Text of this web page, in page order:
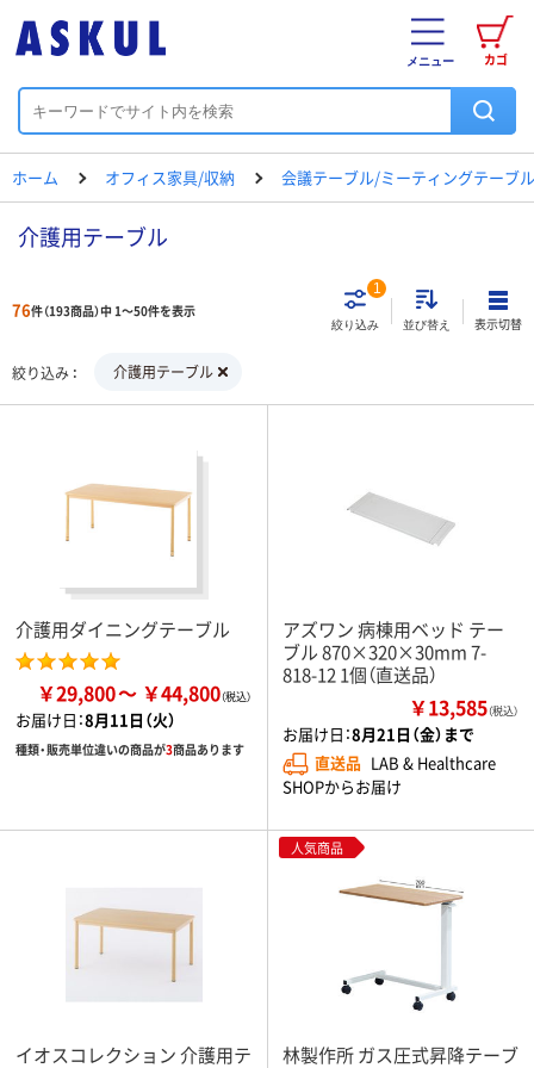
カゴ
メニュー
ホーム オフィス家具/収納 会議テーブル/ミーティングテーブル
介護用テーブル
76件（193商品）中 1～50件を表示
絞り込み
1
並び替え 表示切替
絞り込み 介護用テーブル
介護用ダイニングテーブル
￥29,800 ￥44,800
お届け日：8月11日（火）
種類・販売単位違いの商品が3商品あります
アズワン 病棟用ベッド テー
ブル 870×320×30mm 7-
818-12 1個（直送品）
￥13,585（税込）
お届け日：8月21日（金）まで
直送品 LAB & Healthcare
SHOPからお届け
イオスコレクション 介護用テ
人気商品
林製作所 ガス圧式昇降テーブ